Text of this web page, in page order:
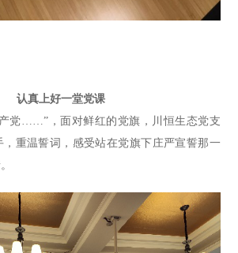
认真上好一堂党课
产党……” ，面对鲜红的党旗， 川恒生态党支
重温誓词，感受站在党旗下庄严宣誓那一